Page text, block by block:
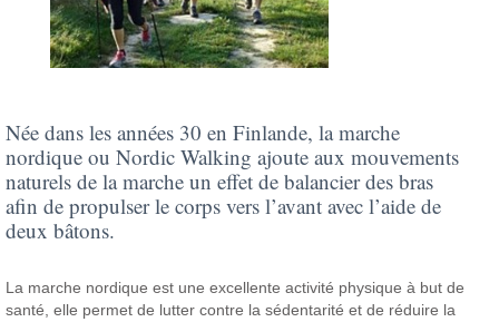
Née dans les années 30 en Finlande, la marche
nordique ou Nordic Walking ajoute aux mouvements
naturels de la marche un effet de balancier des bras
afin de propulser le corps vers l’avant avec l’aide de
deux bâtons.
La marche nordique est une excellente activité physique à but de
santé, elle permet de lutter contre la sédentarité et de réduire la